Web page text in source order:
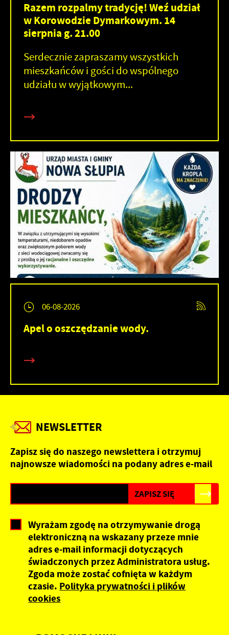
Razem rozpalmy tradycję! Weź udział
w Korowodzie Dymarkowym. 14
sierpnia g. 21.00
Serdecznie zapraszamy wszystkich
mieszkańców i gości do wspólnego
udziału w wyjątkowym...
06-08-2026
Apel o oszczędzanie wody.
NEWSLETTER
Zapisz się do naszego newslettera i otrzymuj
najnowsze wiadomości na podany adres e-mail
Wyrażam zgodę na otrzymywanie drogą
elektroniczną na wskazany przeze mnie
adres e-mail informacji dotyczących
świadczonych przez Administratora usług.
Zgoda może zostać cofnięta w każdym
czasie. Polityka prywatności i plików
cookies